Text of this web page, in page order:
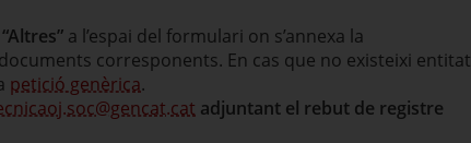
a l’espai del formulari on s’annexa la
corresponents. En cas que no existeixi entitat
petició genèrica.
adjuntant el rebut de registre